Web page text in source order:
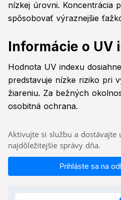
nízkej úrovni. Koncentrácia
spôsobovať výraznejšie
Informácie o UV
Hodnota UV indexu
predstavuje nízke riziko pri
žiareniu. Za bežných
osobitná ochrana.
Aktivujte si službu a dostávajte
najdôležitejšie správy dňa.
Prihláste sa na